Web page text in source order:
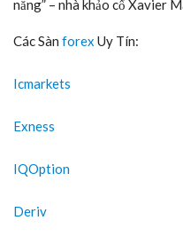
năng” – nhà khảo cổ Xavier
Các Sàn forex Uy Tín:
Icmarkets
Exness
IQOption
Deriv